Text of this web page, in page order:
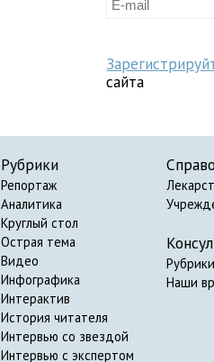
сайта
Рубрики
Репортаж
Аналитика
Круглый стол
Острая тема
Видео
Инфографика
Интерактив
История читателя
Интервью со звездой
Интервью с экспертом
Рубрики
Наши